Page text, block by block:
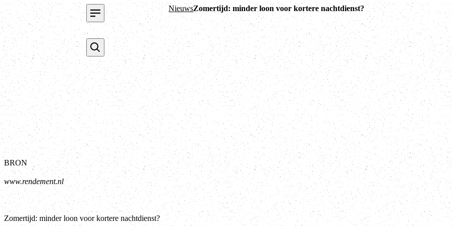
NieuwsZomertijd: minder loon voor kortere nachtdienst?
BRON
www.rendement.nl
Zomertijd: minder loon voor kortere nachtdienst?